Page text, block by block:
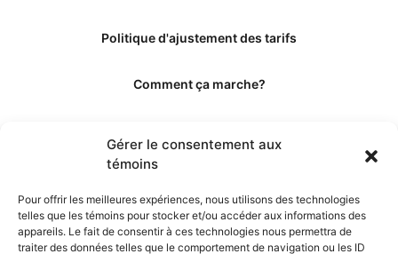
Gérer le consentement aux
témoins
Pour offrir les meilleures expériences, nous utilisons des technologies
telles que les témoins pour stocker et/ou accéder aux informations des
appareils. Le fait de consentir à ces technologies nous permettra de
traiter des données telles que le comportement de navigation ou les ID
Politique d'ajustement des tarifs
Comment ça marche?
Les éditeurs